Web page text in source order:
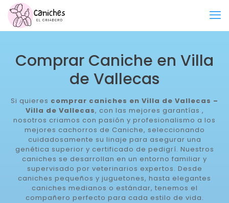
Comprar Caniche en Villa
de Vallecas
Si quieres comprar caniches en Villa de Vallecas –
Villa de Vallecas, con las mejores garantías ,
nosotros criamos con pasión y profesionalismo a los
mejores cachorros de Caniche, seleccionando
cuidadosamente su linaje para asegurar una
genética superior y certificado de pedigrí. Nuestros
caniches se desarrollan en un entorno familiar y
supervisado por veterinarios expertos. Desde
caniches pequeños y juguetones, hasta elegantes
caniches medianos o estándar, tenemos el
compañero perfecto para cada estilo de vida.